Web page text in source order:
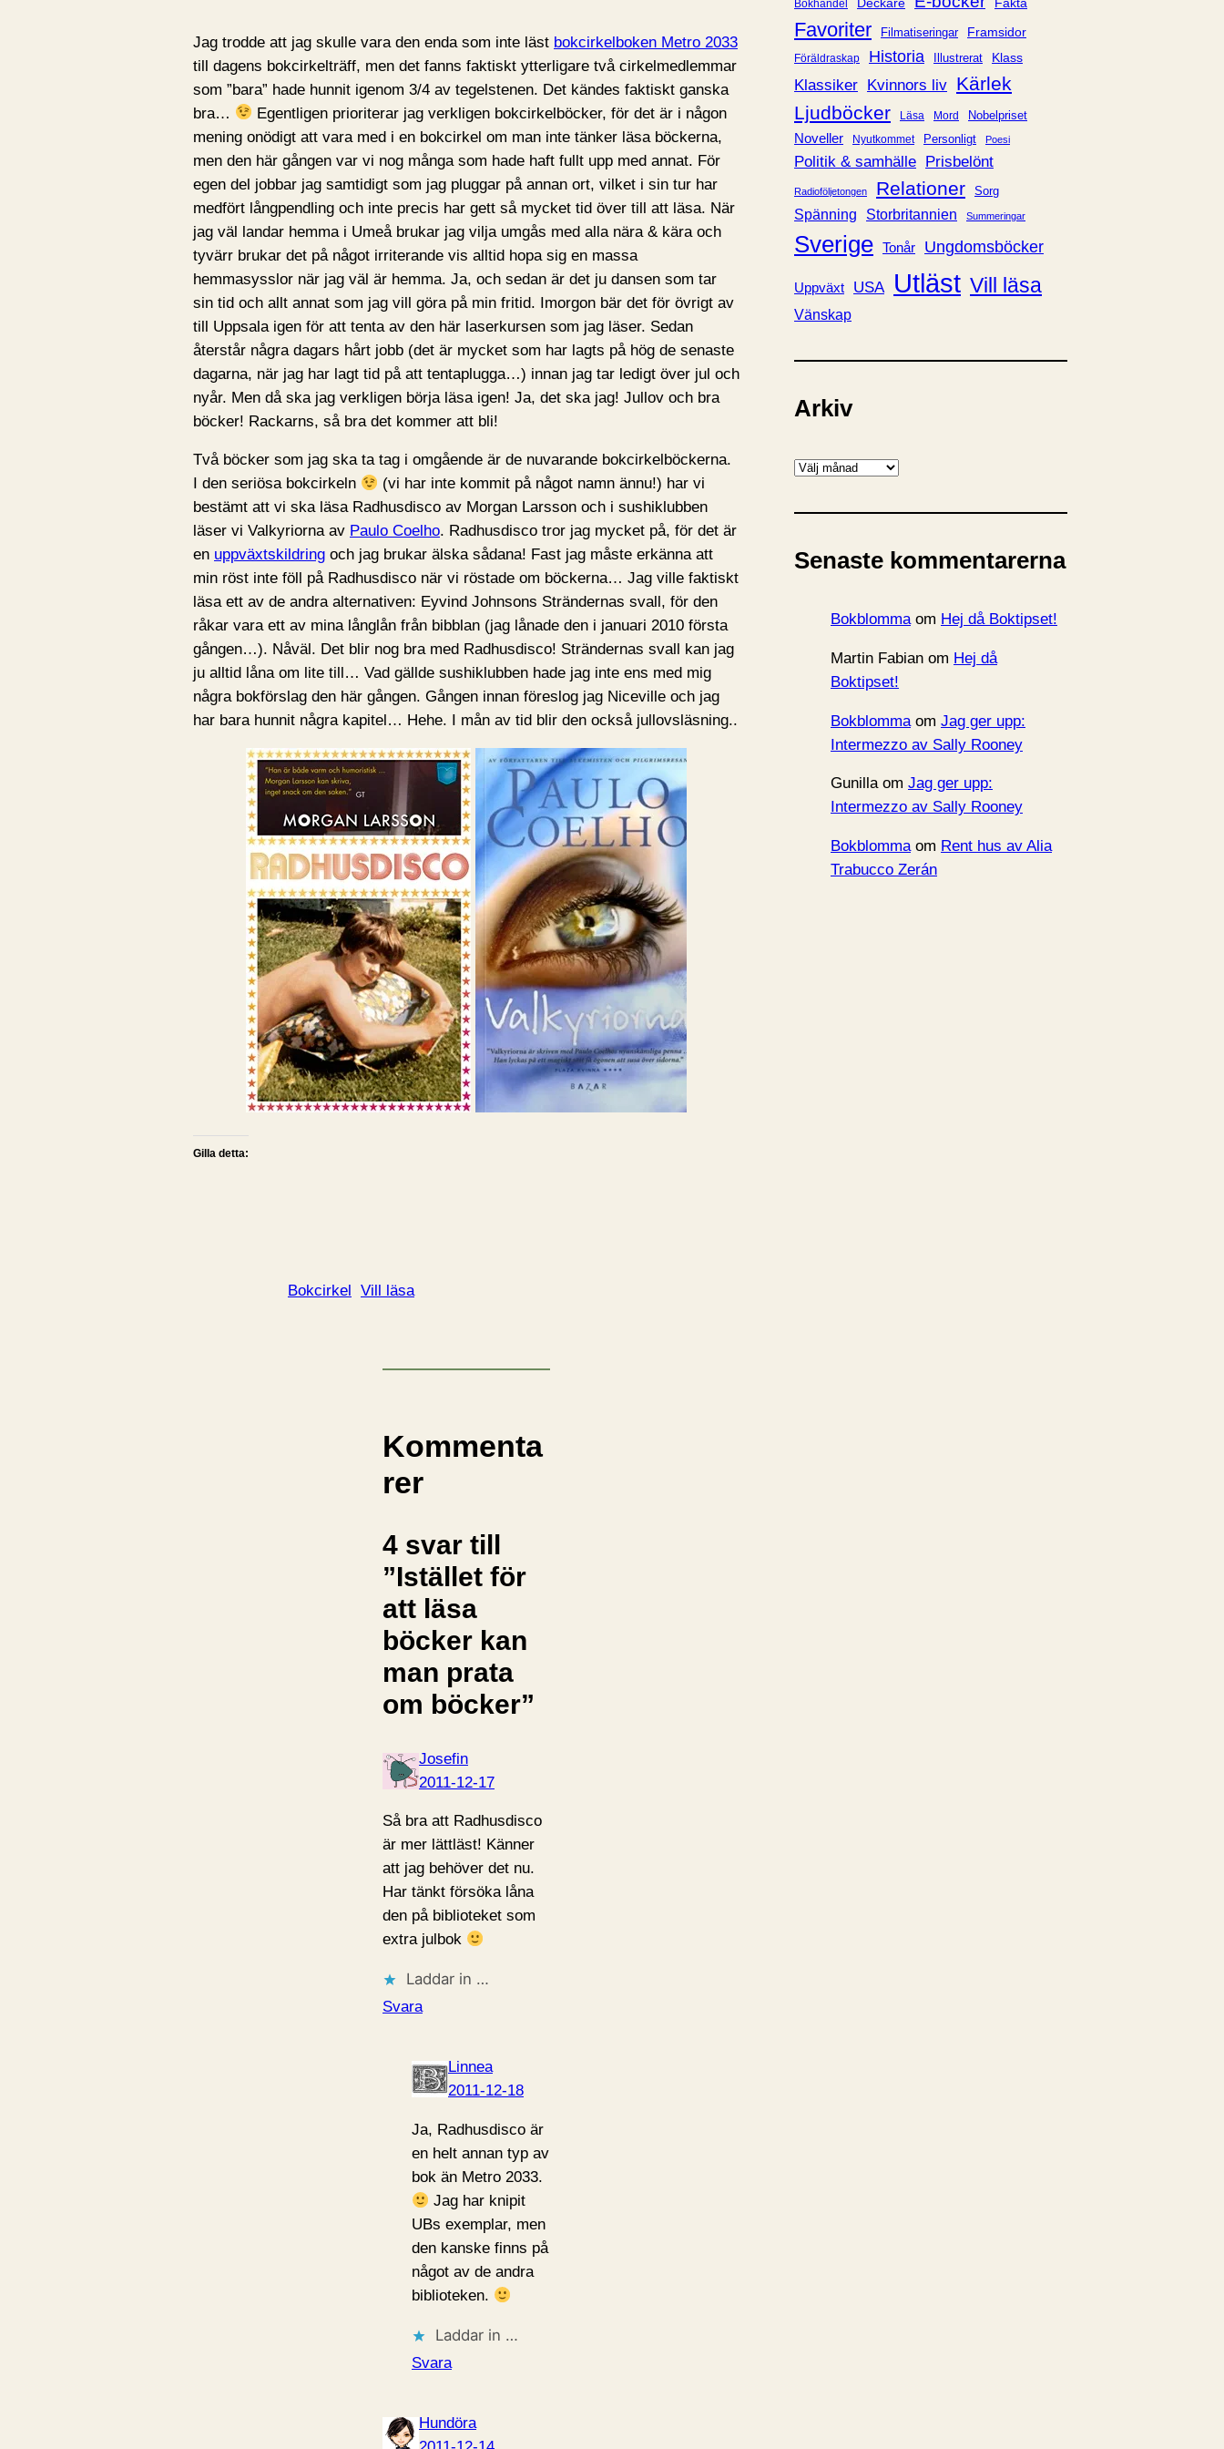
Jag trodde att jag skulle vara den enda som inte läst bokcirkelboken Metro 2033
till dagens bokcirkelträff, men det fanns faktiskt ytterligare två cirkelmedlemmar
som ”bara” hade hunnit igenom 3/4 av tegelstenen. Det kändes faktiskt ganska
bra…
Egentligen prioriterar jag verkligen bokcirkelböcker, för det är i någon
mening onödigt att vara med i en bokcirkel om man inte tänker läsa böckerna,
men den här gången var vi nog många som hade haft fullt upp med annat. För
egen del jobbar jag samtidigt som jag pluggar på annan ort, vilket i sin tur har
medfört långpendling och inte precis har gett så mycket tid över till att läsa. När
jag väl landar hemma i Umeå brukar jag vilja umgås med alla nära & kära och
tyvärr brukar det på något irriterande vis alltid hopa sig en massa
hemmasysslor när jag väl är hemma. Ja, och sedan är det ju dansen som tar
sin tid och allt annat som jag vill göra på min fritid. Imorgon bär det för övrigt av
till Uppsala igen för att tenta av den här laserkursen som jag läser. Sedan
återstår några dagars hårt jobb (det är mycket som har lagts på hög de senaste
dagarna, när jag har lagt tid på att tentaplugga…) innan jag tar ledigt över jul och
nyår. Men då ska jag verkligen börja läsa igen! Ja, det ska jag! Jullov och bra
böcker! Rackarns, så bra det kommer att bli!
Två böcker som jag ska ta tag i omgående är de nuvarande bokcirkelböckerna.
I den seriösa bokcirkeln
(vi har inte kommit på något namn ännu!) har vi
bestämt att vi ska läsa Radhusdisco av Morgan Larsson och i sushiklubben
läser vi Valkyriorna av Paulo Coelho. Radhusdisco tror jag mycket på, för det är
en uppväxtskildring och jag brukar älska sådana! Fast jag måste erkänna att
min röst inte föll på Radhusdisco när vi röstade om böckerna… Jag ville faktiskt
läsa ett av de andra alternativen: Eyvind Johnsons Strändernas svall, för den
råkar vara ett av mina långlån från bibblan (jag lånade den i januari 2010 första
gången…). Nåväl. Det blir nog bra med Radhusdisco! Strändernas svall kan jag
ju alltid låna om lite till… Vad gällde sushiklubben hade jag inte ens med mig
några bokförslag den här gången. Gången innan föreslog jag Niceville och jag
har bara hunnit några kapitel… Hehe. I mån av tid blir den också jullovsläsning..
Gilla detta:
Bokcirkel Vill läsa
Kommenta
rer
4 svar till
”Istället för
att läsa
böcker kan
man prata
om böcker”
Josefin
2011-12-17
Så bra att Radhusdisco
är mer lättläst! Känner
att jag behöver det nu.
Har tänkt försöka låna
den på biblioteket som
extra julbok
Laddar in …
Svara
Linnea
2011-12-18
Ja, Radhusdisco är
en helt annan typ av
bok än Metro 2033.
Jag har knipit
UBs exemplar, men
den kanske finns på
något av de andra
biblioteken.
Laddar in …
Svara
Hundöra
e
r
Bokhandel
Favoriter Filmatiseringar Framsidor
Föräldraskap Historia Illustrerat Klass
Klassiker Kvinnors liv Kärlek
Ljudböcker
Läsa Mord Nobelpriset
Noveller Nyutkommet Personligt Poesi
Politik & samhälle Prisbelönt
Radioföljetongen Relationer Sorg
Spänning Storbritannien Summeringar
Sverige Tonår Ungdomsböcker
Uppväxt USA Utläst Vill läsa
Vänskap
Arkiv
A
k
v
Senaste kommentarerna
Bokblommaom Hej då Boktipset!
Martin Fabian om Hej då
Boktipset!
Bokblomma om Jag ger upp:
Intermezzo av Sally Rooney
Gunillaom Jag ger upp:
Intermezzo av Sally Rooney
Bokblommaom Rent hus av Alia
Trabucco Zerán